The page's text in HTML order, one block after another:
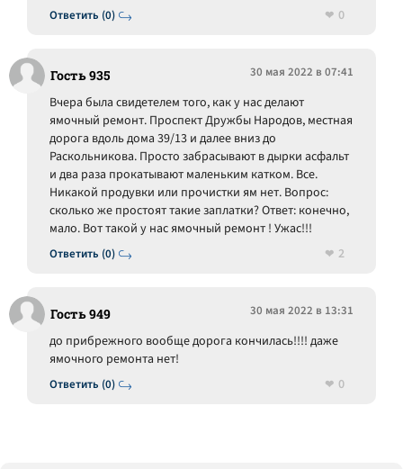
Ответить (0)
0
Гость 935 30 мая 2022 в 07:41
Ответить (0)
Вчера была свидетелем того, как у нас делают
ямочный ремонт. Проспект Дружбы Народов, местная
дорога вдоль дома 39/13 и далее вниз до
Раскольникова. Просто забрасывают в дырки асфальт
и два раза прокатывают маленьким катком. Все.
Никакой продувки или прочистки ям нет. Вопрос:
сколько же простоят такие заплатки? Ответ: конечно,
мало. Вот такой у нас ямочный ремонт ! Ужас!!!
2
Гость 949 30 мая 2022 в 13:31
Ответить (0)
до прибрежного вообще дорога кончилась!!!! даже
ямочного ремонта нет!
0